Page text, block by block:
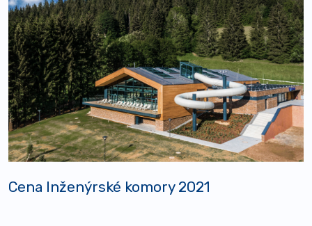
Cena Inženýrské komory 2021